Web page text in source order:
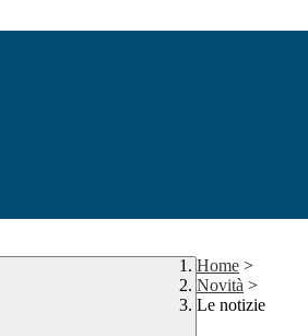
Home >
Novità >
Le notizie